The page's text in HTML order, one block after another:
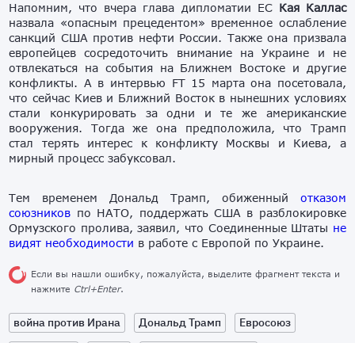
Напомним, что вчера глава дипломатии ЕС Кая Каллас
назвала «опасным прецедентом» временное ослабление
санкций США против нефти России. Также она призвала
европейцев сосредоточить внимание на Украине и не
отвлекаться на события на Ближнем Востоке и другие
конфликты. А в интервью FT 15 марта она посетовала,
что сейчас Киев и Ближний Восток в нынешних условиях
стали конкурировать за одни и те же американские
вооружения. Тогда же она предположила, что Трамп
стал терять интерес к конфликту Москвы и Киева, а
мирный процесс забуксовал.
Тем временем Дональд Трамп, обиженный отказом
союзников по НАТО, поддержать США в разблокировке
Ормузского пролива, заявил, что Соединенные Штаты не
видят необходимости в работе с Европой по Украине.
Если вы нашли ошибку, пожалуйста, выделите фрагмент текста и
нажмите Ctrl+Enter.
война против Ирана Дональд Трамп
Евросоюз